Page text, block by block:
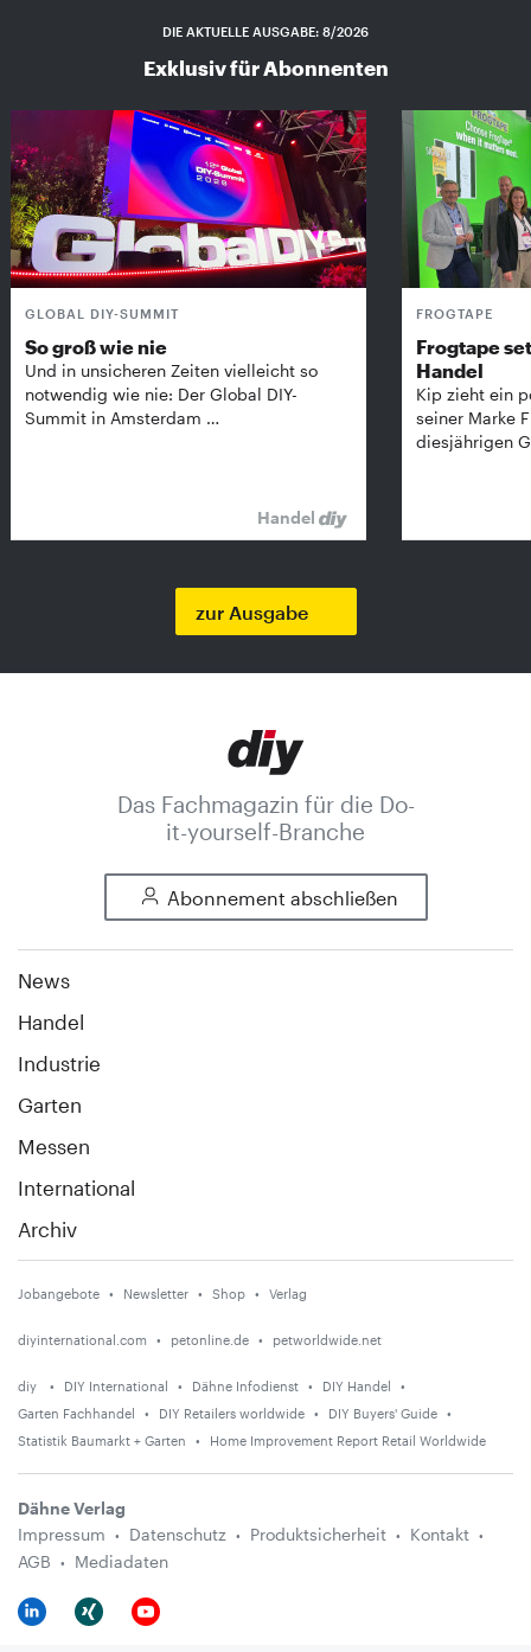
DIE AKTUELLE AUSGABE: 8/2026
Exklusiv für Abonnenten
GLOBAL DIY-SUMMIT
So groß wie nie
Und in unsicheren Zeiten vielleicht so
notwendig wie nie: Der Global DIY-
Summit in Amsterdam …
Handel
FROGTAPE
Frogtape
Handel
Kip zieht ein
seiner Marke
diesjährigen
zur Ausgabe
Das Fachmagazin für die Do-
it-yourself-Branche
Abonnement abschließen
News
Handel
Industrie
Garten
Messen
International
Archiv
Jobangebote Newsletter Shop Verlag
diyinternational.com petonline.de petworldwide.net
diy DIY International Dähne Infodienst
DIY Handel
Garten Fachhandel
DIY Retailers worldwide
DIY Buyers' Guide
Statistik Baumarkt + Garten
Home Improvement Report Retail Worldwide
Dähne Verlag
Impressum
Datenschutz Produktsicherheit
Kontakt
AGB
Mediadaten